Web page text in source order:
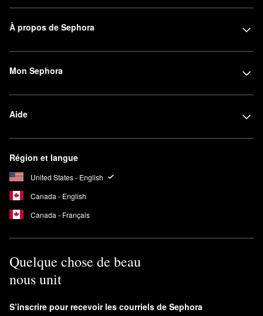
À propos de Sephora
Mon Sephora
Aide
Région et langue
United States - English
Canada - English
Canada - Français
Quelque chose de beau
nous unit
S’inscrire pour recevoir les courriels de Sephora